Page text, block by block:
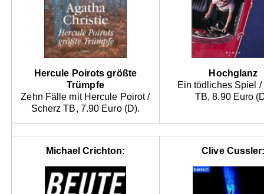
Hercule Poirots größte
Trümpfe
Zehn Fälle mit Hercule Poirot /
Scherz TB, 7.90 Euro (D).
Hochglanz
Ein tödliches Spiel /
TB, 8.90 Euro
Michael Crichton: Clive